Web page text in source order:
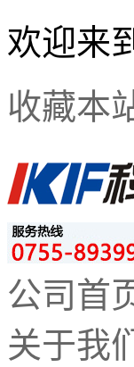
欢迎来
收藏本
公司首
关于我们